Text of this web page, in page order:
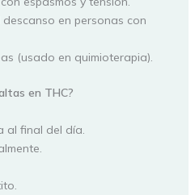
en personas con
(usado en quimioterapia).
en THC?
al final del día.